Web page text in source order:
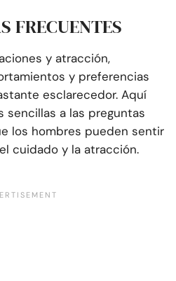
FRECUENTES
y atracción,
y preferencias
esclarecedor. Aquí
sencillas a las preguntas
los hombres pueden sentir
cuidado y la atracción.